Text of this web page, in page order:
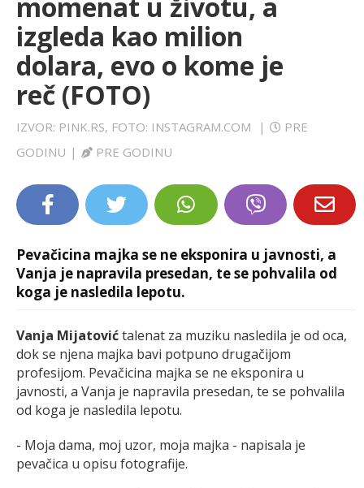
LIFESTYLE
EXTRA
izgleda kao milion
dolara, evo o kome je
reč (FOTO)
IZVOR: PINK.RS, FOTO: INSTAGRAM.COM |
PRE
GODINU | PRE GODINU
Pevačicina majka se ne eksponira u javnosti, a
Vanja je napravila presedan, te se pohvalila od
koga je nasledila lepotu.
Vanja Mijatovićtalenat za muziku nasledila je od oca,
dok se njena majka bavi potpuno drugačijom
profesijom. Pevačicina majka se ne eksponira u
javnosti, a Vanja je napravila presedan, te se pohvalila
od koga je nasledila lepotu.
- Moja dama, moj uzor, moja majka - napisala je
pevačica u opisu fotografije.